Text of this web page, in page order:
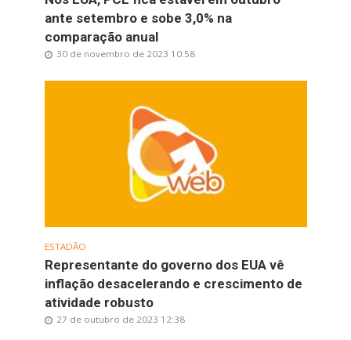
ante setembro e sobe 3,0% na
comparação anual
30 de novembro de 2023 10:58
ESTADÃO
Representante do governo dos EUA vê
inflação desacelerando e crescimento de
atividade robusto
27 de outubro de 2023 12:38